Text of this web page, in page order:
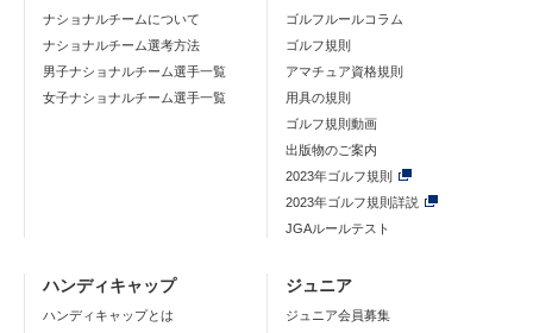
ナショナルチームについて
ナショナルチーム選考方法
男子ナショナルチーム選手一覧
女子ナショナルチーム選手一覧
ゴルフルールコラム
ゴルフ規則
アマチュア資格規則
用具の規則
ゴルフ規則動画
出版物のご案内
2023年ゴルフ規則
2023年ゴルフ規則詳説
JGAルールテスト
ハンディキャップ
ハンディキャップとは
ジュニア
ジュニア会員募集